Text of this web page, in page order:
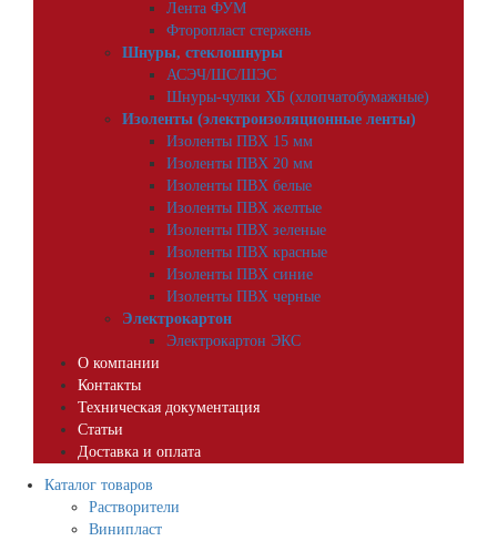
Лента ФУМ
Фторопласт стержень
Шнуры, стеклошнуры
АСЭЧ/ШС/ШЭС
Шнуры-чулки ХБ (хлопчатобумажные)
Изоленты (электроизоляционные ленты)
Изоленты ПВХ 15 мм
Изоленты ПВХ 20 мм
Изоленты ПВХ белые
Изоленты ПВХ желтые
Изоленты ПВХ зеленые
Изоленты ПВХ красные
Изоленты ПВХ синие
Изоленты ПВХ черные
Электрокартон
Электрокартон ЭКС
О компании
Контакты
Техническая документация
Статьи
Доставка и оплата
Каталог товаров
Растворители
Винипласт